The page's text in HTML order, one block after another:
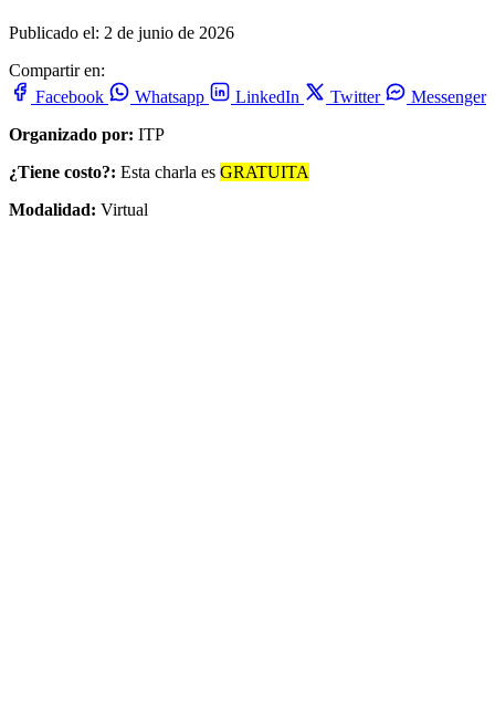
Publicado el: 2 de junio de 2026
Compartir en:
Facebook
Whatsapp LinkedIn Twitter
Messenger
Organizado por: ITP
¿Tiene costo?: Esta charla es GRATUITA
Modalidad: Virtual